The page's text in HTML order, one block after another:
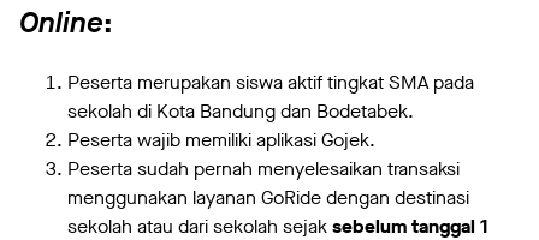
Online:
Peserta merupakan siswa aktif tingkat SMA pada
sekolah di Kota Bandung dan Bodetabek.
Peserta wajib memiliki aplikasi Gojek.
Peserta sudah pernah menyelesaikan transaksi
menggunakan layanan GoRide dengan destinasi
sekolah atau dari sekolah sejaksebelum tanggal 1